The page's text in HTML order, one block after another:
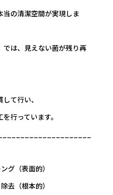
の清潔空間が実現しま
では、見えない菌が残り再
て行い、
行っています。
グ（表面的）
去（根本的）